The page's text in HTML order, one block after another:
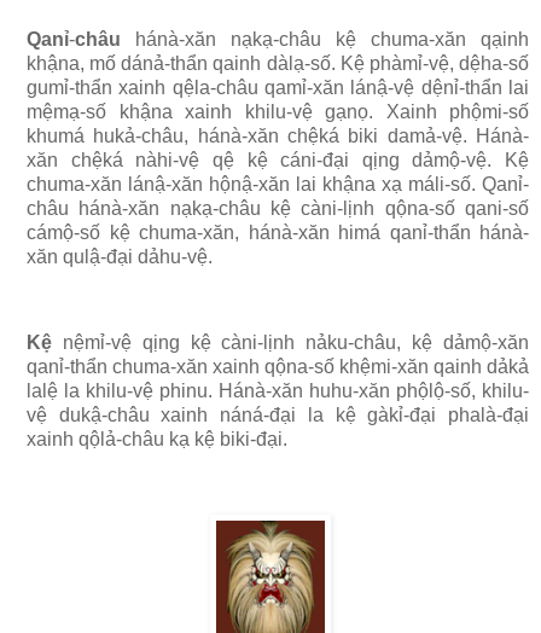
Qanỉ-châu hánà-xăn nạkạ-châu kệ chuma-xăn qạinh
khậna, mố dánả-thẩn qainh dàlạ-số. Kệ phàmỉ-vệ, dệha-số
gumỉ-thẩn xainh qệla-châu qamỉ-xăn lánậ-vệ dệnỉ-thẩn lai
mệmạ-số khậna xainh khilu-vệ gạnọ. Xainh phộmi-số
khumá hukả-châu, hánà-xăn chệká biki damả-vệ. Hánà-
xăn chệká nàhi-vệ qệ kệ cáni-đại qịng dảmộ-vệ. Kệ
chuma-xăn lánậ-xăn hộnậ-xăn lai khậna xạ máli-số. Qanỉ-
châu hánà-xăn nạkạ-châu kệ càni-lịnh qộna-số qani-số
cámộ-số kệ chuma-xăn, hánà-xăn himá qanỉ-thẩn hánà-
xăn qulậ-đại dảhu-vệ.
Kệ nệmỉ-vệ qịng kệ càni-lịnh nảku-châu, kệ dảmộ-xăn
qanỉ-thẩn chuma-xăn xainh qộna-số khệmi-xăn qainh dảkả
lalệ la khilu-vệ phinu. Hánà-xăn huhu-xăn phộlộ-số, khilu-
vệ dukậ-châu xainh náná-đại la kệ gàkỉ-đại phalà-đại
xainh qộlả-châu kạ kệ biki-đại.